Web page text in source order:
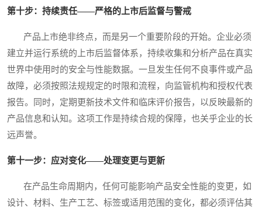
第十步：持续责任——严格的上市后监督与警戒
产品上市绝非终点，而是另一个重要阶段的开始。企业必须
建立并运行系统的上市后监督体系，持续收集和分析产品在真实
世界中使用时的安全与性能数据。一旦发生任何不良事件或产品
故障，必须按照法规规定的时限和流程，向监管机构和授权代表
报告。同时，定期更新技术文件和临床评价报告，以反映最新的
产品信息和认知。这项工作是持续合规的保障，也关乎企业的长
远声誉。
第十一步：应对变化——处理变更与更新
在产品生命周期内，任何可能影响产品安全性能的变更，如
设计、材料、生产工艺、标签或适用范围的变化，都必须评估其